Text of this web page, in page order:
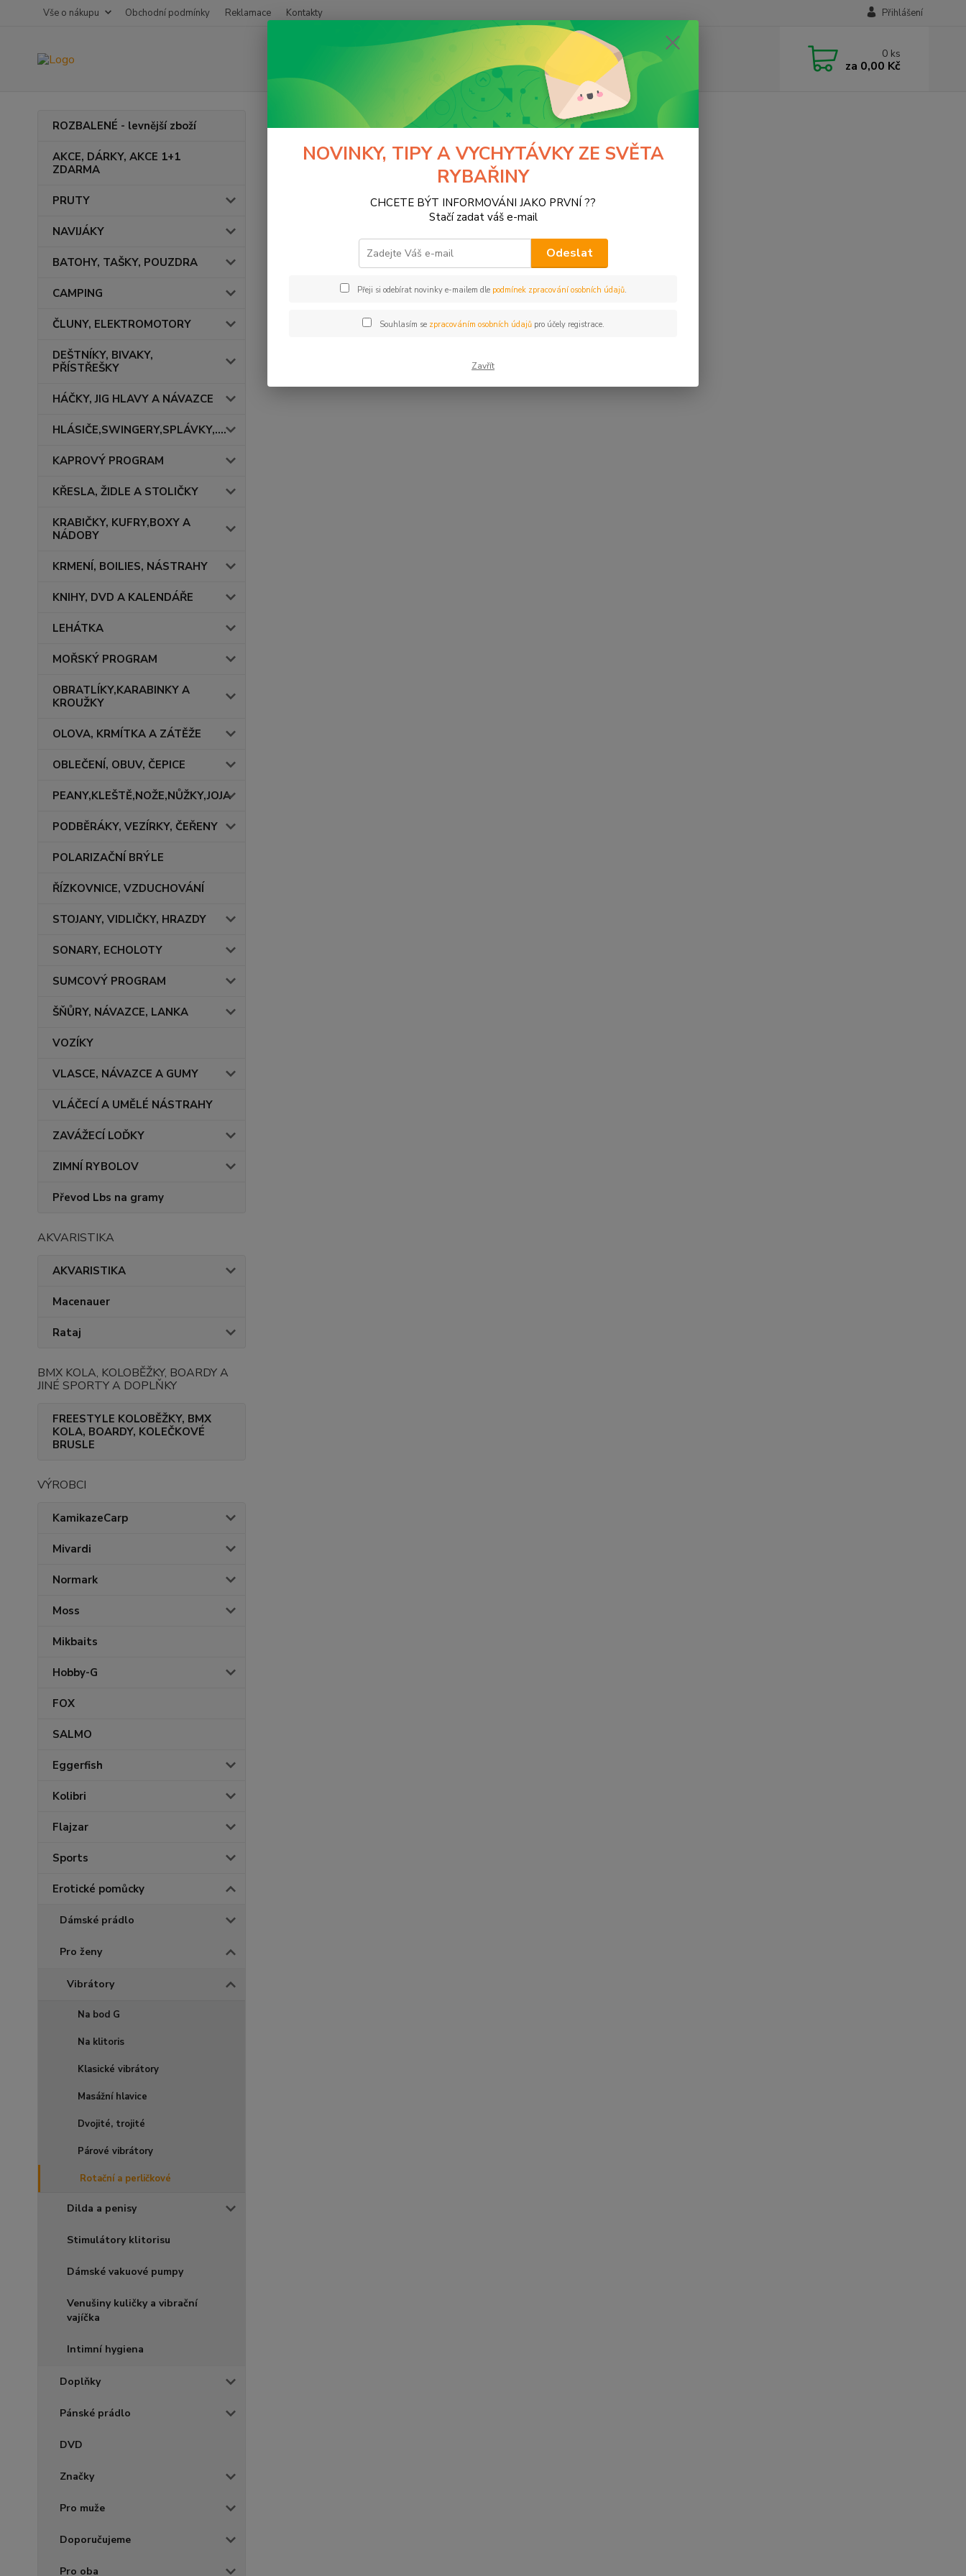
Vše o nákupu Obchodní podmínky Reklamace Kontakty Přihlášení
0 ks
za 0,00 Kč
ROZBALENÉ - levnější zboží
AKCE, DÁRKY, AKCE 1+1
ZDARMA
PRUTY
NAVIJÁKY
BATOHY, TAŠKY, POUZDRA
CAMPING
ČLUNY, ELEKTROMOTORY
DEŠTNÍKY, BIVAKY,
PŘÍSTŘEŠKY
HÁČKY, JIG HLAVY A NÁVAZCE
HLÁSIČE,SWINGERY,SPLÁVKY,....
KAPROVÝ PROGRAM
KŘESLA, ŽIDLE A STOLIČKY
KRABIČKY, KUFRY,BOXY A
NÁDOBY
KRMENÍ, BOILIES, NÁSTRAHY
KNIHY, DVD A KALENDÁŘE
LEHÁTKA
MOŘSKÝ PROGRAM
OBRATLÍKY,KARABINKY A
KROUŽKY
OLOVA, KRMÍTKA A ZÁTĚŽE
OBLEČENÍ, OBUV, ČEPICE
PEANY,KLEŠTĚ,NOŽE,NŮŽKY,JOJA
PODBĚRÁKY, VEZÍRKY, ČEŘENY
POLARIZAČNÍ BRÝLE
ŘÍZKOVNICE, VZDUCHOVÁNÍ
STOJANY, VIDLIČKY, HRAZDY
SONARY, ECHOLOTY
SUMCOVÝ PROGRAM
ŠŇŮRY, NÁVAZCE, LANKA
VOZÍKY
VLASCE, NÁVAZCE A GUMY
VLÁČECÍ A UMĚLÉ NÁSTRAHY
ZAVÁŽECÍ LOĎKY
ZIMNÍ RYBOLOV
Převod Lbs na gramy
AKVARISTIKA
AKVARISTIKA
Macenauer
Rataj
BMX KOLA, KOLOBĚŽKY, BOARDY A
JINÉ SPORTY A DOPLŇKY
FREESTYLE KOLOBĚŽKY, BMX
KOLA, BOARDY, KOLEČKOVÉ
BRUSLE
VÝROBCI
KamikazeCarp
Mivardi
Normark
Moss
Mikbaits
Hobby-G
FOX
SALMO
Eggerfish
Kolibri
Flajzar
Sports
Erotické pomůcky
Dámské prádlo
Pro ženy
Vibrátory
Na bod G
Na klitoris
Klasické vibrátory
Masážní hlavice
Dvojité, trojité
Párové vibrátory
Rotační a perličkové
Dilda a penisy
Stimulátory klitorisu
Dámské vakuové pumpy
Venušiny kuličky a vibrační
vajíčka
Intimní hygiena
Doplňky
Pánské prádlo
DVD
Značky
Pro muže
Doporučujeme
Pro oba
Erotické pomůcky Pro ženy Vibrátory Rotační a perličkové
Rotační a perličkové
NOVINKY, TIPY A VYCHYTÁVKY ZE SVĚTA
RYBAŘINY
CHCETE BÝT INFORMOVÁNI JAKO PRVNÍ ??
Stačí zadat váš e-mail
Odeslat
Přeji si odebírat novinky e-mailem dle podmínek zpracování osobních údajů.
Souhlasím se zpracováním osobních údajůpro účely registrace.
Zavřít